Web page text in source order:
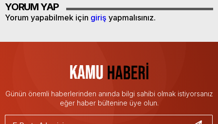
YORUM YAP
Yorum yapabilmek için giriş yapmalısınız.
Günün önemli haberlerinden anında bilgi sahibi olmak istiyorsanız
eğer haber bültenine üye olun.